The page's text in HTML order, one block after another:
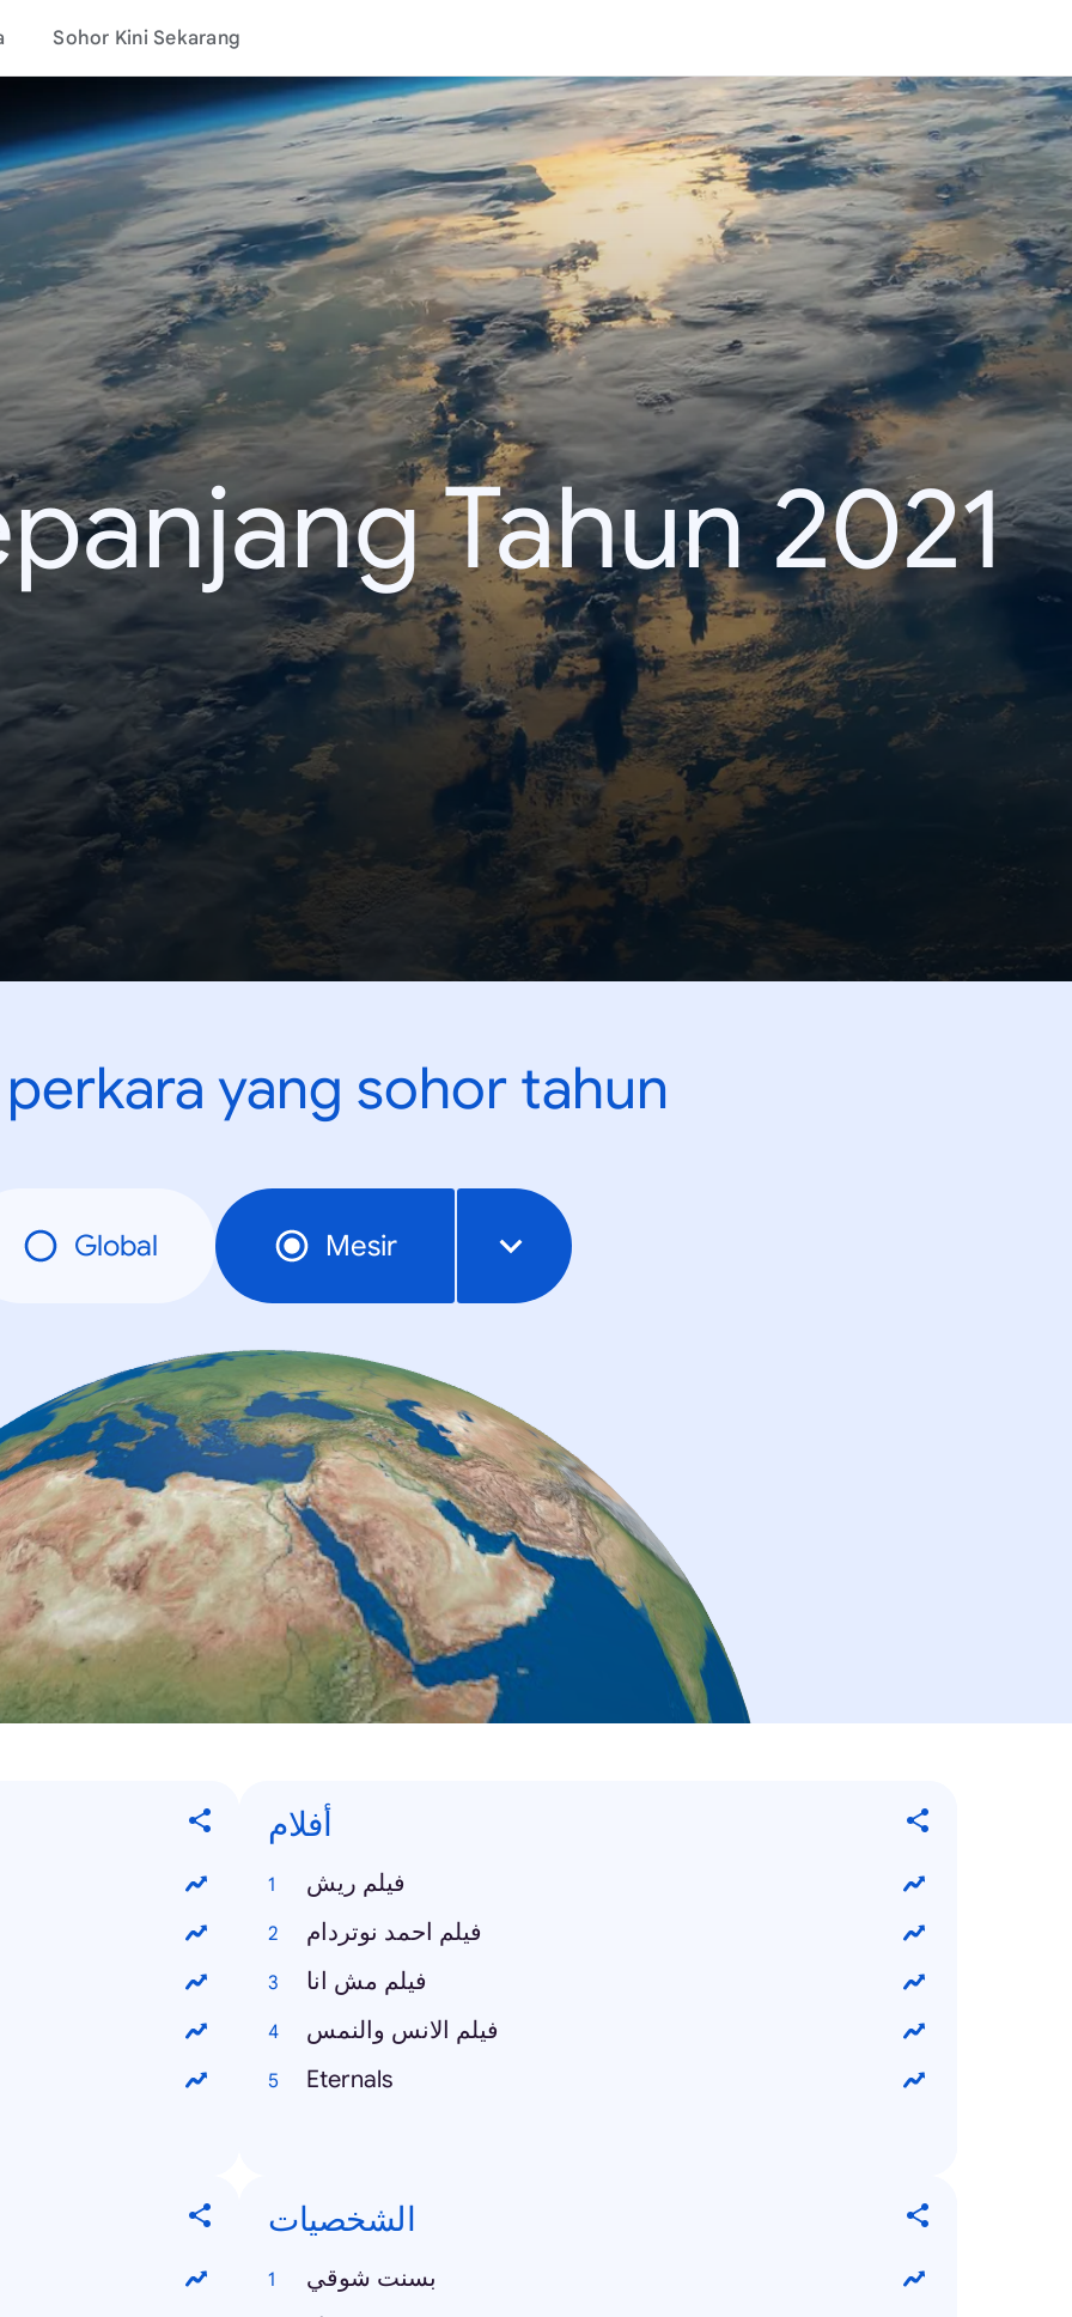
Sohor Kini Sekarang
Tahun 2021
yang sohor tahun
Global Mesir
أفلام
فيلم ريش
فيلم احمد نوتردام
فيلم مش انا
فيلم الانس والنمس
Eternals
الشخصيات
بسنت شوقي